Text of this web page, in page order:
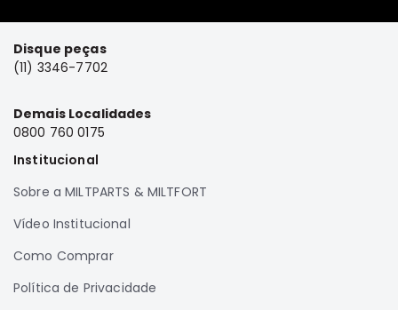
Triton
e
Pajero
TR4
e
ASX
Pajero
Sport
e
Full
Disque peças
(11) 3346-7702
Demais Localidades
0800 760 0175
Institucional
Sobre a MILTPARTS & MILTFORT
Vídeo Institucional
Como Comprar
Política de Privacidade